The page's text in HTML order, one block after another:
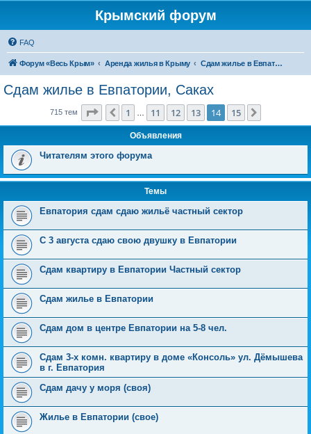
Крымский форум
FAQ
Форум «Весь Крым» Аренда жилья в Крыму Сдам жилье в Евпатории, Саках
Сдам жилье в Евпатории, Саках
715 тем Страница 14из 15
Пред.
1 11 12 13 14 15
Объявления
Читателям этого форума
Темы
Евпатория сдам сдаю жильё частный сектор
С 3 августа сдаю свою двушку в Евпатории
Сдам квартиру в Евпатории Частный сектор
Сдам жилье в Евпатории
Cдам дом в центре Евпатории на 5-8 чел.
Сдам 3-х комн. квартиру в доме «Консоль» ул. Дёмышева
в г. Евпатория
Сдам дачу у моря (своя)
Жилье в Евпатории (свое)